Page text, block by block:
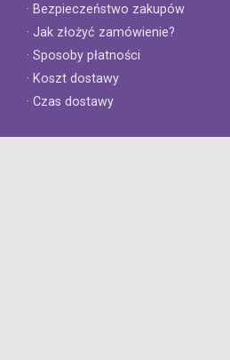
· Bezpieczeństwo zakupów
· Jak złożyć zamówienie?
· Sposoby płatności
· Koszt dostawy
· Czas dostawy